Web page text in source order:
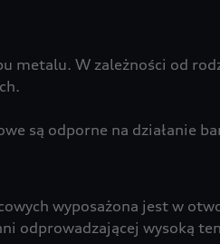
metalu. W zależności od
są odporne na działanie
wyposażona jest w
odprowadzającej wysoką